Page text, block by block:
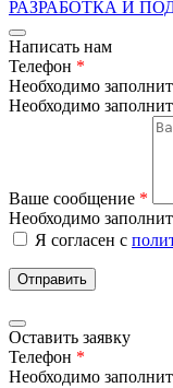
РАЗРАБОТКА И
Написать нам
Телефон *
Необходимо
Необходимо
Ваше сообщение *
Необходимо
Я согласен с
Отправить
Оставить заявку
Телефон *
Необходимо